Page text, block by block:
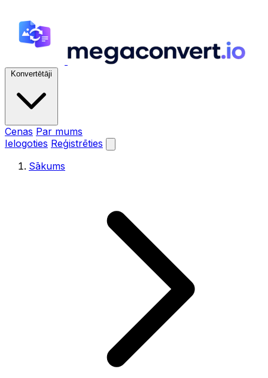
Konvertētāji
Cenas Par mums
Ielogoties Reģistrēties
Sākums